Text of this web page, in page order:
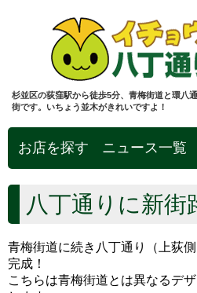
杉並区の荻窪駅から徒歩5分、青梅街道と環八
街です。いちょう並木がきれいですよ！
お店を探す ニュース一覧
八丁通りに新街
青梅街道に続き八丁通り（上荻
完成！
こちらは青梅街道とは異なるデ